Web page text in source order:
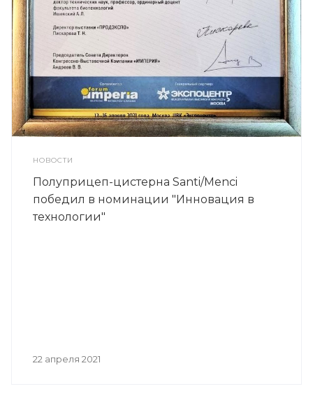
НОВОСТИ
Полуприцеп-цистерна Santi/Menci
победил в номинации "Инновация в
технологии"
22 апреля 2021